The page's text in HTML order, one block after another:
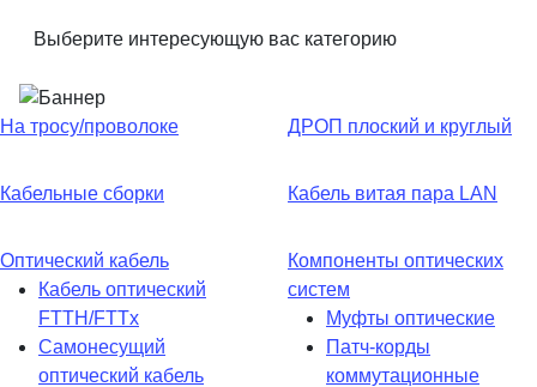
Выберите интересующую вас категорию
На тросу/проволоке ДРОП плоский и круглый
Кабельные сборки Кабель витая пара LAN
Оптический кабель
Кабель оптический
FTTH/FTTx
Самонесущий
оптический кабель
Компоненты оптических
систем
Муфты оптические
Патч-корды
коммутационные